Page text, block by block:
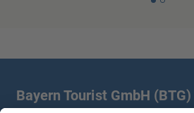
Bayern Tourist GmbH (BTG)